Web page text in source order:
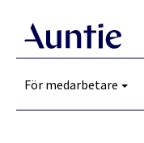
För medarbetare